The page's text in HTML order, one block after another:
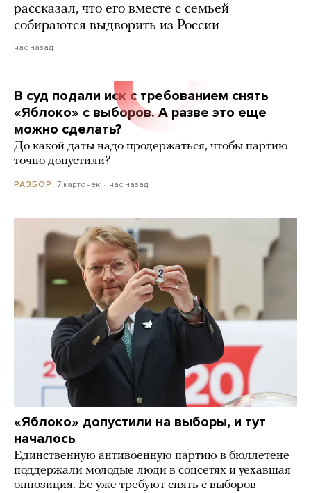
рассказал, что его вместе с семьей
собираются выдворить из России
час назад
В суд подали иск с требованием снять
«Яблоко» с выборов. А разве это еще
можно сделать?
До какой даты надо продержаться, чтобы партию
точно допустили?
РАЗБОР 7 карточек час назад
«Яблоко» допустили на выборы, и тут
началось
Единственную антивоенную партию в бюллетене
поддержали молодые люди в соцсетях и уехавшая
оппозиция. Ее уже требуют снять с выборов